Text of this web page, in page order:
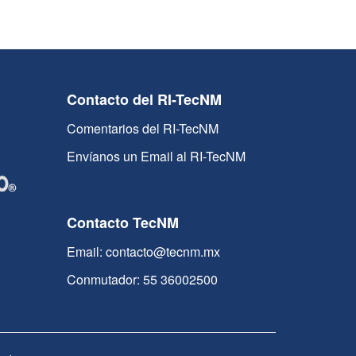
Contacto del RI-TecNM
Comentarios del RI-TecNM
Envíanos un Email al RI-TecNM
Contacto TecNM
Email: contacto@tecnm.mx
Conmutador: 55 36002500